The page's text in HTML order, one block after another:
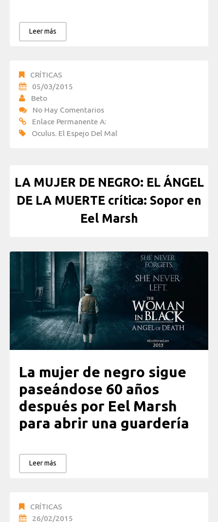
Leer más
CRÍTICAS
05/03/2015
Beto
No Hay Comentarios
Enlace Permanente A:
Oculus. El Espejo Del Mal
LA MUJER DE NEGRO: EL ÁNGEL
DE LA MUERTE crítica: Sopor en
Eel Marsh
La mujer de negro sigue
paseándose 60 años
después por Eel Marsh
para abrir una guardería
Leer más
CRÍTICAS
26/02/2015